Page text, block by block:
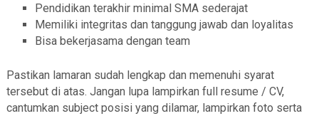
Pendidikan terakhir minimal SMA sederajat
Memiliki integritas dan tanggung jawab dan loyalitas
Bisa bekerjasama dengan team
Pastikan lamaran sudah lengkap dan memenuhi syarat
tersebut di atas. Jangan lupa lampirkan full resume / CV,
cantumkan subject posisi yang dilamar, lampirkan foto serta